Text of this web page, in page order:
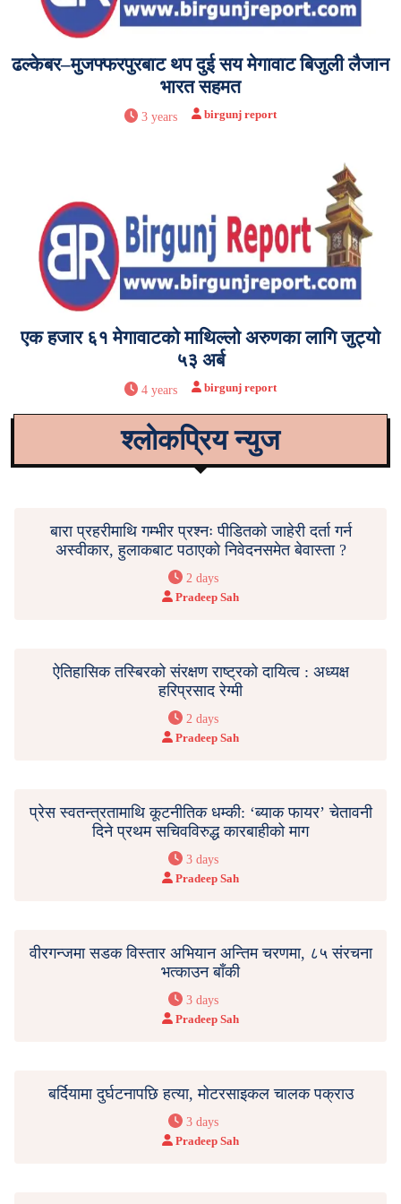
ढल्केबर–मुजफ्फरपुरबाट थप दुई सय मेगावाट बिजुली लैजान
भारत सहमत
3 years birgunj report
एक हजार ६१ मेगावाटको माथिल्लो अरुणका लागि जुट्यो
५३ अर्ब
4 years birgunj report
श्लोकप्रिय न्युज
बारा प्रहरीमाथि गम्भीर प्रश्नः पीडितको जाहेरी दर्ता गर्न
अस्वीकार, हुलाकबाट पठाएको निवेदनसमेत बेवास्ता ?
2 days
Pradeep Sah
ऐतिहासिक तस्बिरको संरक्षण राष्ट्रको दायित्व : अध्यक्ष
हरिप्रसाद रेग्मी
2 days
Pradeep Sah
प्रेस स्वतन्त्रतामाथि कूटनीतिक धम्की: ‘ब्याक फायर’ चेतावनी
दिने प्रथम सचिवविरुद्ध कारबाहीको माग
3 days
Pradeep Sah
वीरगन्जमा सडक विस्तार अभियान अन्तिम चरणमा, ८५ संरचना
भत्काउन बाँकी
3 days
Pradeep Sah
बर्दियामा दुर्घटनापछि हत्या, मोटरसाइकल चालक पक्राउ
3 days
Pradeep Sah